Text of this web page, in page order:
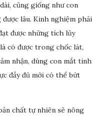
cũng giống như con
lâu. Kinh nghiệm phải
được những tích lũy
có được trong chốc lát,
nhận, dùng con mắt tinh
đầy đủ mới có thể bứt
chất tự nhiên sẽ nông